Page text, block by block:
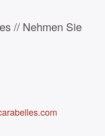
// Nehmen Sie